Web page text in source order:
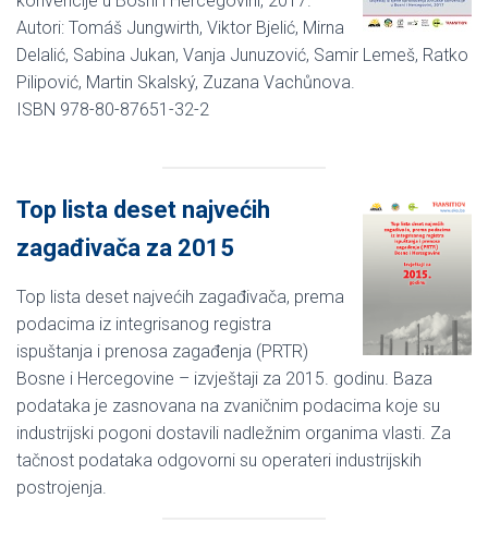
Autori: Tomáš Jungwirth, Viktor Bjelić, Mirna
Delalić, Sabina Jukan, Vanja Junuzović, Samir Lemeš, Ratko
Pilipović, Martin Skalský, Zuzana Vachůnova.
ISBN 978-80-87651-32-2
Top lista deset najvećih
zagađivača za 2015
Top lista deset najvećih zagađivača, prema
podacima iz integrisanog registra
ispuštanja i prenosa zagađenja (PRTR)
Bosne i Hercegovine – izvještaji za 2015. godinu. Baza
podataka je zasnovana na zvaničnim podacima koje su
industrijski pogoni dostavili nadležnim organima vlasti. Za
tačnost podataka odgovorni su operateri industrijskih
postrojenja.